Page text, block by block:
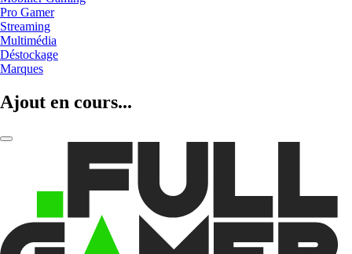
Pro Gamer
Streaming
Multimédia
Déstockage
Marques
Ajout en cours...